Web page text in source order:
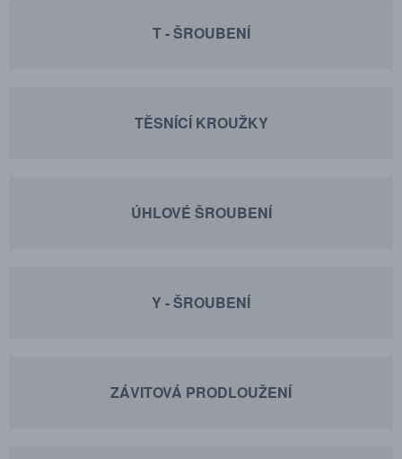
T - ŠROUBENÍ
TĚSNÍCÍ KROUŽKY
ÚHLOVÉ ŠROUBENÍ
Y - ŠROUBENÍ
ZÁVITOVÁ PRODLOUŽENÍ